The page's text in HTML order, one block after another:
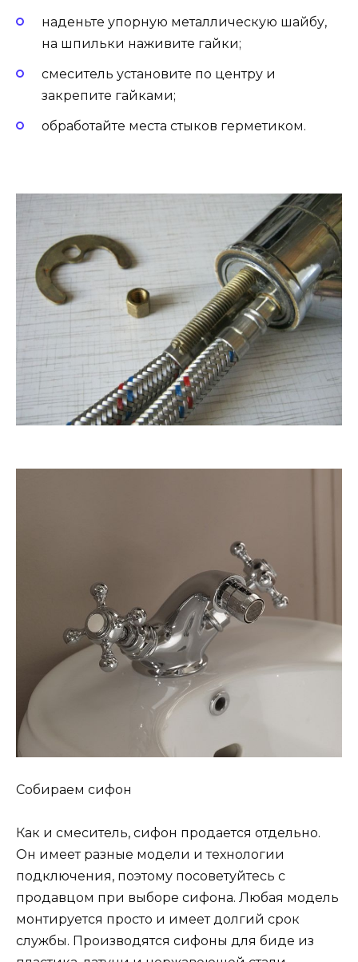
наденьте упорную металлическую шайбу,
на шпильки наживите гайки;
смеситель установите по центру и
закрепите гайками;
обработайте места стыков герметиком.
Собираем сифон
Как и смеситель, сифон продается отдельно.
Он имеет разные модели и технологии
подключения, поэтому посоветуйтесь с
продавцом при выборе сифона. Любая модель
монтируется просто и имеет долгий срок
службы. Производятся сифоны для биде из